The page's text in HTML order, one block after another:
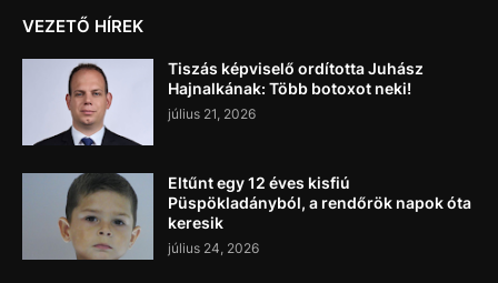
VEZETŐ HÍREK
Tiszás képviselő ordította Juhász
Hajnalkának: Több botoxot neki!
július 21, 2026
Eltűnt egy 12 éves kisfiú
Püspökladányból, a rendőrök napok óta
keresik
július 24, 2026